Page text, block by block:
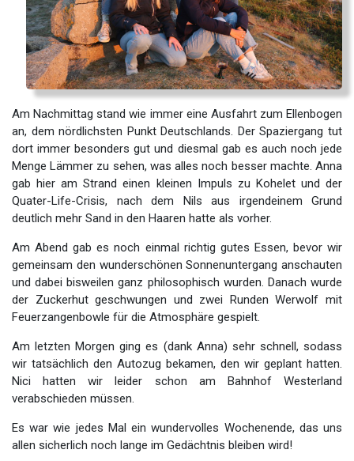
Am Nachmittag stand wie immer eine Ausfahrt zum Ellenbogen
an, dem nördlichsten Punkt Deutschlands. Der Spaziergang tut
dort immer besonders gut und diesmal gab es auch noch jede
Menge Lämmer zu sehen, was alles noch besser machte. Anna
gab hier am Strand einen kleinen Impuls zu Kohelet und der
Quater-Life-Crisis, nach dem Nils aus irgendeinem Grund
deutlich mehr Sand in den Haaren hatte als vorher.
Am Abend gab es noch einmal richtig gutes Essen, bevor wir
gemeinsam den wunderschönen Sonnenuntergang anschauten
und dabei bisweilen ganz philosophisch wurden. Danach wurde
der Zuckerhut geschwungen und zwei Runden Werwolf mit
Feuerzangenbowle für die Atmosphäre gespielt.
Am letzten Morgen ging es (dank Anna) sehr schnell, sodass
wir tatsächlich den Autozug bekamen, den wir geplant hatten.
Nici hatten wir leider schon am Bahnhof Westerland
verabschieden müssen.
Es war wie jedes Mal ein wundervolles Wochenende, das uns
allen sicherlich noch lange im Gedächtnis bleiben wird!